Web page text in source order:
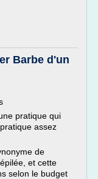
Barbe d'un
pratique qui
assez
de
et cette
selon le budget